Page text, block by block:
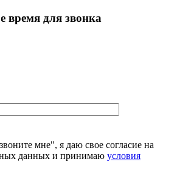
время для звонка
мне", я даю свое согласие на
данных и принимаю условия